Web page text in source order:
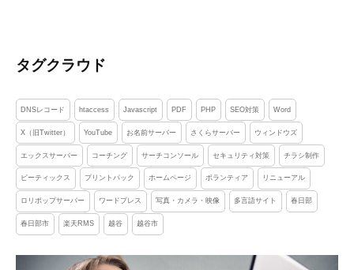
タグクラウド
DNSレコード htaccess Javascript PDF PHP SEO対策 Word
X（旧Twitter） YouTube お名前サーバー さくらサーバー ウィンドウズ
エックスサーバー コーチング サーチコンソール セキュリティ対策 チラシ制作
ピーティックス プリントパック ホームページ ボランティア リニューアル
ロリポップサーバー ワードプレス 写真・カメラ・映像 多言語サイト 春日部
春日部市 楽天RMS 越谷 越谷市